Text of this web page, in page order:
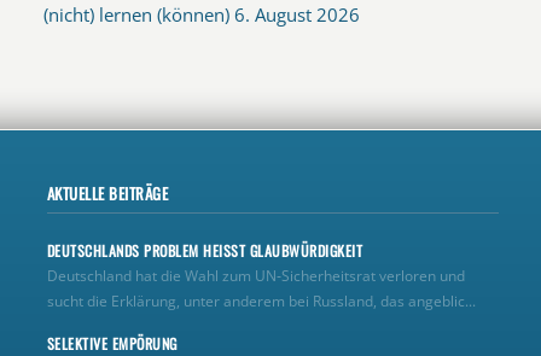
(nicht) lernen (können) 6. August 2026
AKTUELLE BEITRÄGE
DEUTSCHLANDS PROBLEM HEISST GLAUBWÜRDIGKEIT
Deutschland hat die Wahl zum UN‑Sicherheitsrat verloren und
sucht die Erklärung, unter anderem bei Russland, das angeblic...
SELEKTIVE EMPÖRUNG